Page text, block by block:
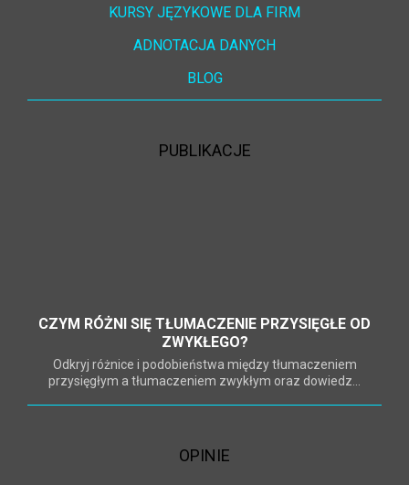
KURSY JĘZYKOWE DLA FIRM
ADNOTACJA DANYCH
BLOG
PUBLIKACJE
CZYM RÓŻNI SIĘ TŁUMACZENIE PRZYSIĘGŁE OD
ZWYKŁEGO?
Odkryj różnice i podobieństwa między tłumaczeniem
przysięgłym a tłumaczeniem zwykłym oraz dowiedz...
OPINIE